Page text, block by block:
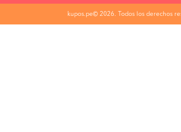
kupos.pe© 2026. Todos los derechos